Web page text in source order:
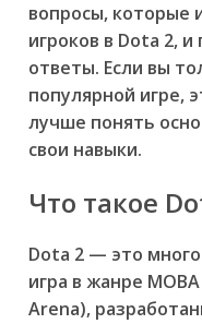
вопросы,
игроков в Dota 2,
ответы. Если вы
популярной игре,
лучше понять
свои навыки.
Что такое
Dota 2 — это
игра в жанре
Arena),